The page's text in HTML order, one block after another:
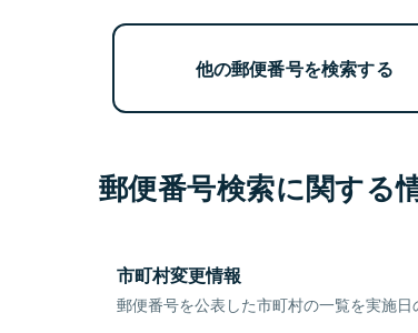
他の郵便番号を検索する
郵便番号検索に関する
市町村変更情報
郵便番号を公表した市町村の一覧を実施日